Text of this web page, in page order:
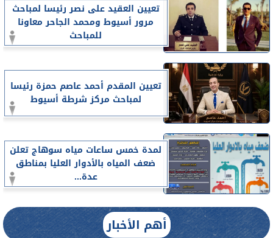
تعيين العقيد على نصر رئيسا لمباحث
مرور أسيوط ومحمد الجاحر معاونا
للمباحث
تعيين المقدم أحمد عاصم حمزة رئيسا
لمباحث مركز شرطة أسيوط
لمدة خمس ساعات مياه سوهاج تعلن
ضعف المياه بالأدوار العليا بمناطق
عدة...
أهم الأخبار